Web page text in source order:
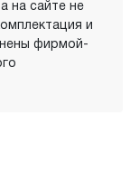
на сайте не
и
фирмой-